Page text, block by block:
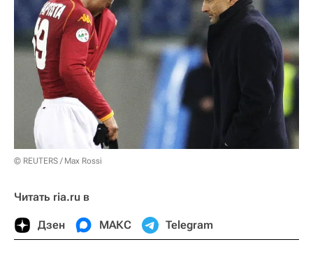
© REUTERS / Max Rossi
Читать ria.ru в
Дзен МАКС Telegram